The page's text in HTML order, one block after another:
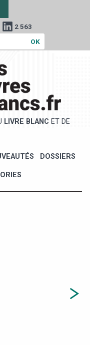
2 563
LIVRE BLANC ET DE
DOSSIERS